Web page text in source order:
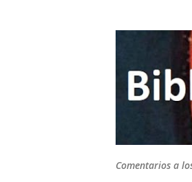
Comentarios a